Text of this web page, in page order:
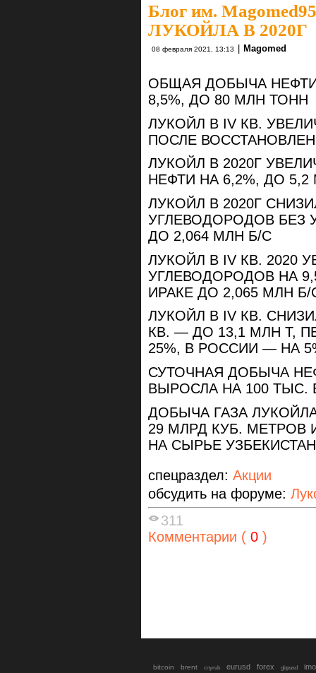
Блог им. Magomed95
ЛУКОЙЛА В 2020Г
08 февраля 2021, 13:13 | Magomed
ОБЩАЯ ДОБЫЧА НЕФТИ
8,5%, ДО 80 МЛН ТОНН
ЛУКОЙЛ В IV КВ.
ПОСЛЕ
ЛУКОЙЛ В 2020Г
НЕФТИ НА 6,2%, ДО
ЛУКОЙЛ В 2020Г
УГЛЕВОДОРОДОВ БЕЗ
ДО 2,064 МЛН Б/С
ЛУКОЙЛ В IV КВ. 2020
УГЛЕВОДОРОДОВ НА
ИРАКЕ ДО 2,065 МЛН Б/
ЛУКОЙЛ В IV КВ.
КВ. — ДО 13,1 МЛН Т,
25%, В РОССИИ — НА
СУТОЧНАЯ ДОБЫЧА
ВЫРОСЛА НА 100 ТЫС.
ДОБЫЧА ГАЗА
29 МЛРД КУБ. МЕТРОВ
НА СЫРЬЕ
спецраздел: Акции
обсудить на форуме:
311
Комментарии ( 0 )
bitcoin brent cnyrub eurusd forex gbpusd